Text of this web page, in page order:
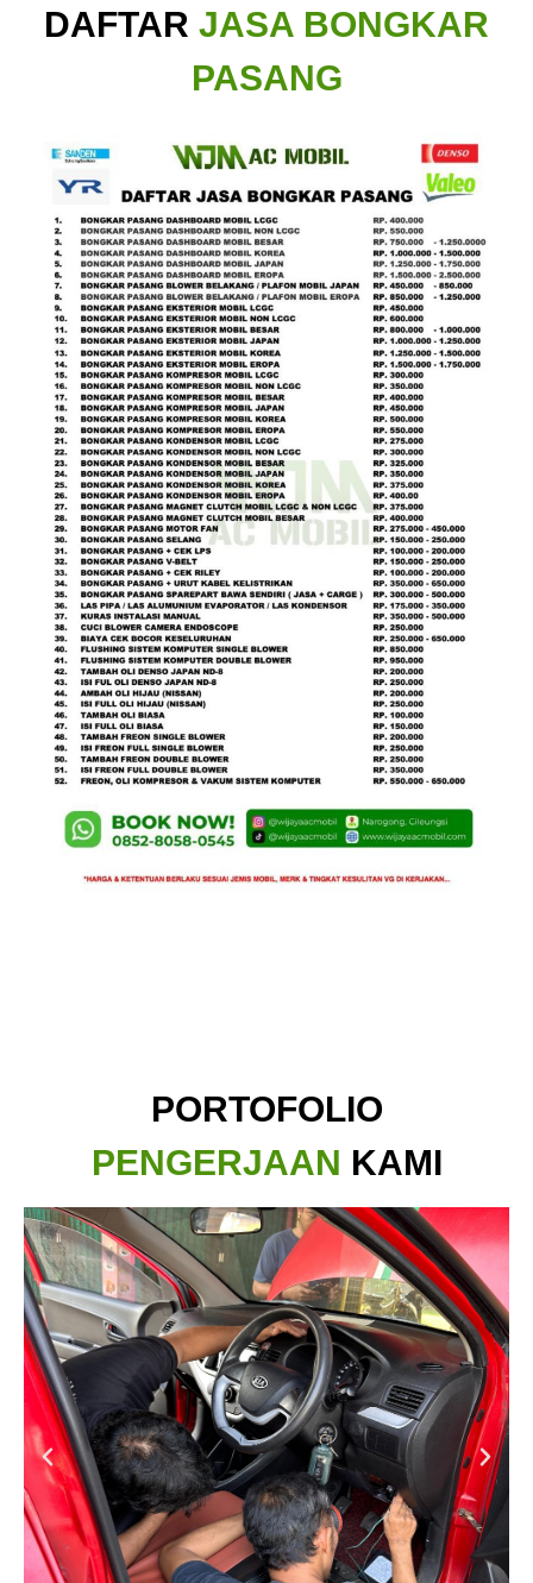
DAFTAR JASA BONGKAR
PASANG
PORTOFOLIO
PENGERJAAN KAMI